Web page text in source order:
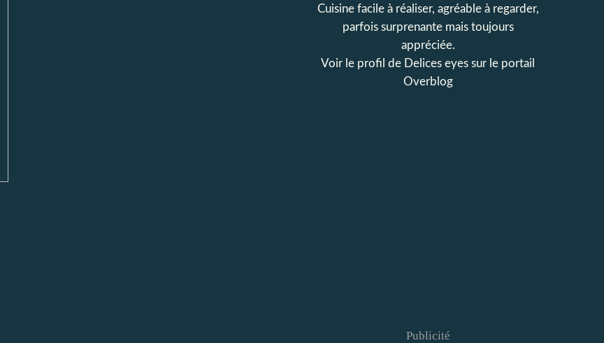
Cuisine facile à réaliser, agréable à regarder,
parfois surprenante mais toujours
appréciée.
Voir le profil de Delices eyes sur le portail
Overblog
Publicité